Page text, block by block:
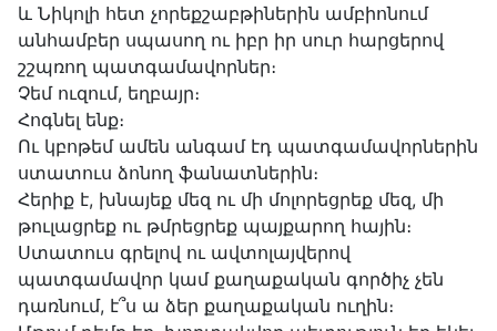
և Նիկոլի հետ չորեքշաբթիներին ամբիոնում
անհամբեր սպասող ու իբր իր սուր հարցերով
շշպռող պատգամավորներ։
Չեմ ուզում, եղբայր։
Հոգնել ենք։
Ու կբոթեմ ամեն անգամ էդ պատգամավորներին
ստատուս ձոնող ֆանատներին։
Հերիք է, խնայեք մեզ ու մի մոլորեցրեք մեզ, մի
թուլացրեք ու թմրեցրեք պայքարող հային։
Ստատուս գրելով ու ավտոլայվերով
պատգամավոր կամ քաղաքական գործիչ չեն
դառնում, է՞ս ա ձեր քաղաքական ուղին։